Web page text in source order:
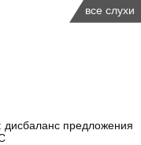
все слухи
дисбаланс предложения